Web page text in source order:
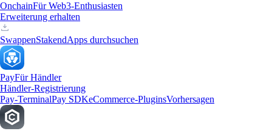
OnchainFür Web3-Enthusiasten
Erweiterung erhalten
SwappenStakendApps durchsuchen
PayFür Händler
Händler-Registrierung
Pay-TerminalPay SDKeCommerce-PluginsVorhersagen